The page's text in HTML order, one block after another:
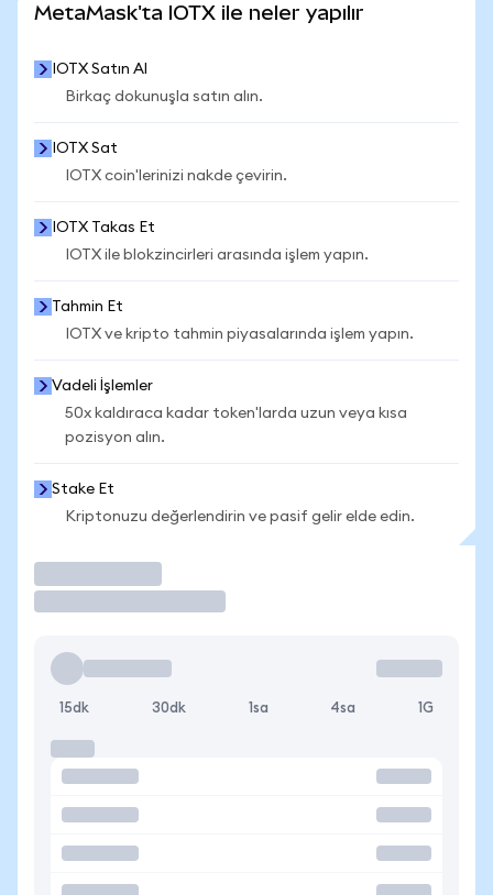
MetaMask'ta IOTX ile neler yapılır
IOTX Satın Al
Birkaç dokunuşla satın alın.
IOTX Sat
IOTX coin'lerinizi nakde çevirin.
IOTX Takas Et
IOTX ile blokzincirleri arasında işlem yapın.
Tahmin Et
IOTX ve kripto tahmin piyasalarında işlem yapın.
Vadeli İşlemler
50x kaldıraca kadar token'larda uzun veya kısa
pozisyon alın.
Stake Et
Kriptonuzu değerlendirin ve pasif gelir elde edin.
15dk 30dk 1sa 4sa 1G